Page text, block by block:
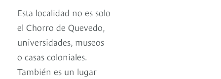
Esta localidad no es solo
el Chorro de Quevedo,
universidades, museos
o casas coloniales.
También es un lugar